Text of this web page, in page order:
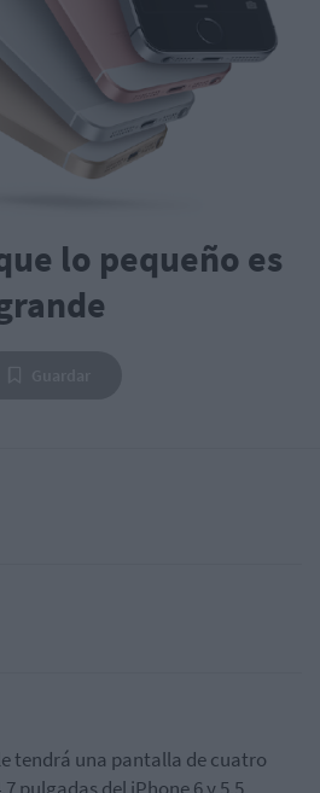
lo pequeño es
tendrá una pantalla de cuatro